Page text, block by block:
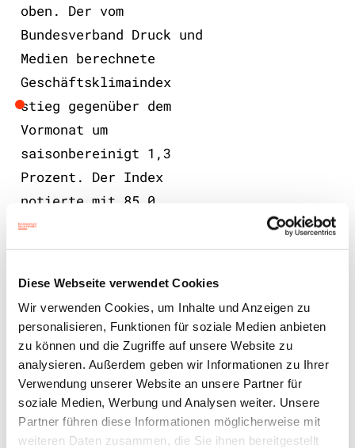
Diese Webseite verwendet Cookies
Wir verwenden Cookies, um Inhalte und Anzeigen zu
personalisieren, Funktionen für soziale Medien anbieten
zu können und die Zugriffe auf unsere Website zu
analysieren. Außerdem geben wir Informationen zu Ihrer
Verwendung unserer Website an unsere Partner für
soziale Medien, Werbung und Analysen weiter. Unsere
Partner führen diese Informationen möglicherweise mit
weiteren Daten zusammen, die Sie ihnen bereitgestellt
oben. Der vom
Bundesverband Druck und
Medien berechnete
Geschäftsklimaindex
stieg gegenüber dem
Vormonat um
saisonbereinigt 1,3
Prozent. Der Index
notierte mit 85,0
Punkten jedoch rund
19,2 Prozent unter
der letzten Zeit,
besonders im
Werbesegment, machen
der Druckbranche weiter
zu schaffen und trüben
die Geschäftslage